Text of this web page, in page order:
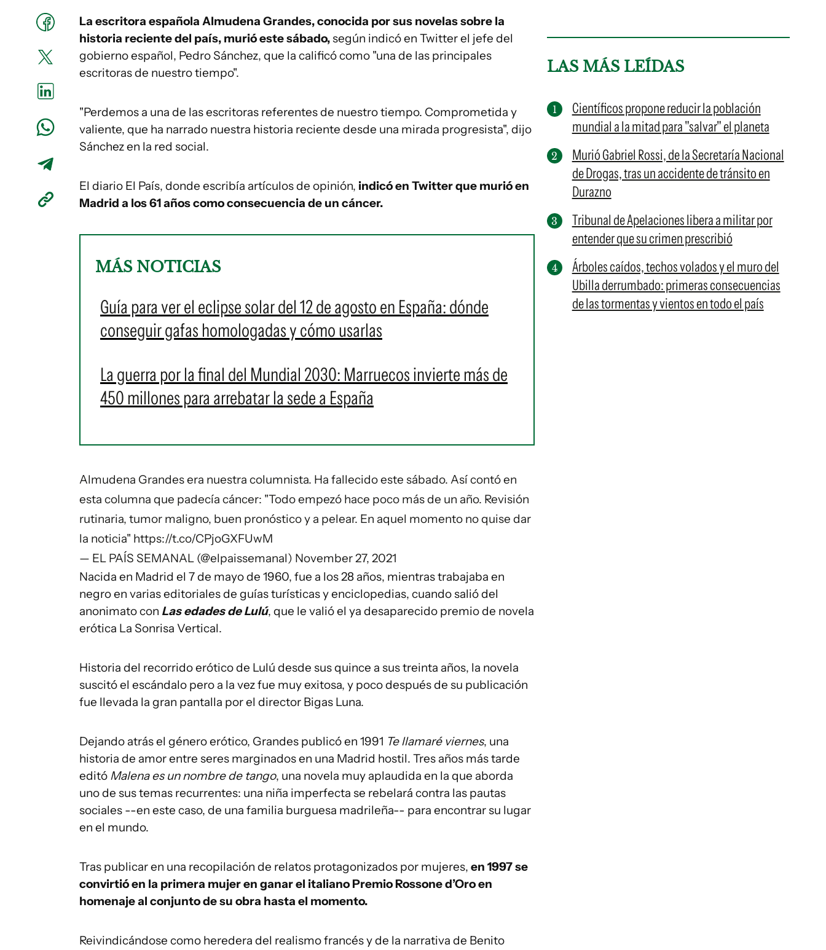
La escritora española Almudena Grandes, conocida por sus novelas sobre la
historia reciente del país, murió este sábado,según indicó en Twitter el jefe del
gobierno español, Pedro Sánchez, que la calificó como "una de las principales
escritoras de nuestro tiempo".
"Perdemos a una de las escritoras referentes de nuestro tiempo. Comprometida y
valiente, que ha narrado nuestra historia reciente desde una mirada progresista", dijo
Sánchez en la red social.
El diario El País, donde escribía artículos de opinión, indicó en Twitter que murió en
Madrid a los 61 años como consecuencia de un cáncer.
MÁS NOTICIAS
Guía para ver el eclipse solar del 12 de agosto en España: dónde
conseguir gafas homologadas y cómo usarlas
La guerra por la final del Mundial 2030: Marruecos invierte más de
450 millones para arrebatar la sede a España
Almudena Grandes era nuestra columnista. Ha fallecido este sábado. Así contó en
esta columna que padecía cáncer: "Todo empezó hace poco más de un año. Revisión
rutinaria, tumor maligno, buen pronóstico y a pelear. En aquel momento no quise dar
la noticia" https://t.co/CPjoGXFUwM
— EL PAÍS SEMANAL (@elpaissemanal) November 27, 2021
Nacida en Madrid el 7 de mayo de 1960, fue a los 28 años, mientras trabajaba en
negro en varias editoriales de guías turísticas y enciclopedias, cuando salió del
anonimato con Las edades de Lulú, que le valió el ya desaparecido premio de novela
erótica La Sonrisa Vertical.
Historia del recorrido erótico de Lulú desde sus quince a sus treinta años, la novela
suscitó el escándalo pero a la vez fue muy exitosa, y poco después de su publicación
fue llevada la gran pantalla por el director Bigas Luna.
Dejando atrás el género erótico, Grandes publicó en 1991 Te llamaré viernes, una
historia de amor entre seres marginados en una Madrid hostil. Tres años más tarde
editó Malena es un nombre de tango, una novela muy aplaudida en la que aborda
uno de sus temas recurrentes: una niña imperfecta se rebelará contra las pautas
sociales --en este caso, de una familia burguesa madrileña-- para encontrar su lugar
en el mundo.
Tras publicar en una recopilación de relatos protagonizados por mujeres, en 1997 se
convirtió en la primera mujer en ganar el italiano Premio Rossone d’Oro en
homenaje al conjunto de su obra hasta el momento.
Reivindicándose como heredera del realismo francés y de la narrativa de Benito
LAS MÁS LEÍDAS
Científicos propone reducir la población
mundial a la mitad para "salvar" el planeta
Murió Gabriel Rossi, de la Secretaría Nacional
de Drogas, tras un accidente de tránsito en
Durazno
Tribunal de Apelaciones libera a militar por
entender que su crimen prescribió
Árboles caídos, techos volados y el muro del
Ubilla derrumbado: primeras consecuencias
de las tormentas y vientos en todo el país